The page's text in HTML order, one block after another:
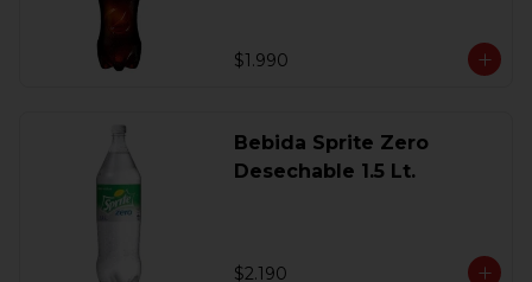
$1.990
Bebida Sprite Zero
Desechable 1.5 Lt.
$2.190